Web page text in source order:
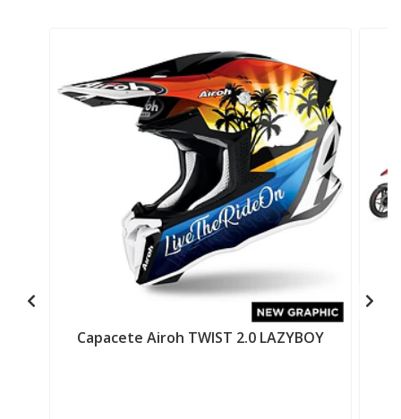
Capacete Airoh TWIST 2.0 LAZYBOY